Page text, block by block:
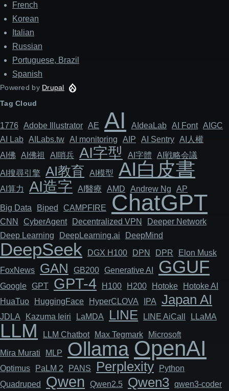
French
Korean
Italian
Russian
Portuguese, Brazil
Spanish
Powered by Drupal
Tag Cloud
1776 Adob​​e Illustrator AE AI AIdeaLab AI Font AIGC
AI Lab AILabs.tw AI monitoring AIP AI Sentry AI人權
AI佛
AI佛祖 AI哨兵 AI字型 AI字體 AI戦略会議
AI搜尋引擎 AI教育 AI模型 AI白皮書
AI算力 AI造字 AI醫療 AMD Andrew Ng AP
Big Data Biped CAMPFIRE ChatGPT
CNN Cyber​​Agent Decentralized VPN
Deeper Network
Deep Learning
DeepLearning.ai DeepMind
DeepSeek DGX H100 DPN DPR
Elon Musk
FoxNews
GAN GB200 Generative AI GGUF
Google GPT GPT-4 H100 H200 Hotoke
Hotoke AI
HuaTuo
HuggingFace HyperCLOVA IPA Japan AI
JDLA Kazuma Ieiri LaMDA LINE LINE AiCall LLaMA
LLM LLM Chatbot Max Tegmark Microsoft
Mira Murati MLP Ollama OpenAI
Optimus PaLM 2 PANS Perplexity
Python
Quadruped
Qwen Qwen2.5 Qwen3 qwen3-coder